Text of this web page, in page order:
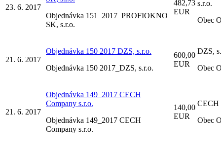
23. 6. 2017
Objednávka 151_2017_PROFIOKNO
SK, s.r.o.
482,73
EUR
s.r.o.
Obec
21. 6. 2017
Objednávka 150 2017 DZS, s.r.o.
Objednávka 150 2017_DZS, s.r.o.
600,00
EUR
DZS,
Obec
21. 6. 2017
Objednávka 149_2017 CECH
Company s.r.o.
Objednávka 149_2017 CECH
Company s.r.o.
140,00
EUR
CECH
Obec